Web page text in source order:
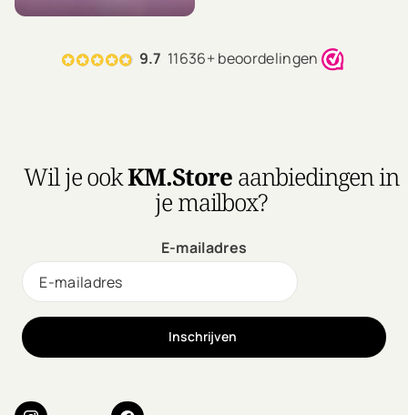
kakadupruim en orchidee.
9.7 11636+ beoordelingen
Wil je ookKM.Storeaanbiedingen in
je mailbox?
E-mailadres
Inschrijven